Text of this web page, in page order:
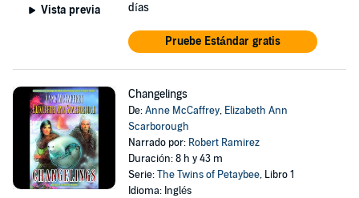
Vista previa
días
Pruebe Estándar gratis
Changelings
De:Anne McCaffrey, Elizabeth Ann
Scarborough
Narrado por: Robert Ramirez
Duración: 8 h y 43 m
Serie:The Twins of Petaybee, Libro 1
Idioma: Inglés